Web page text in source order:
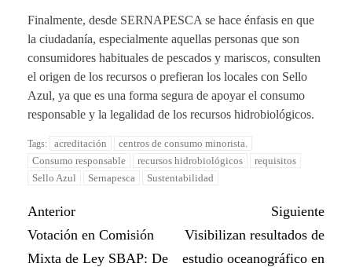
Finalmente, desde SERNAPESCA se hace énfasis en que
la ciudadanía, especialmente aquellas personas que son
consumidores habituales de pescados y mariscos, consulten
el origen de los recursos o prefieran los locales con Sello
Azul, ya que es una forma segura de apoyar el consumo
responsable y la legalidad de los recursos hidrobiológicos.
Tags: acreditación
centros de consumo minorista.
Consumo responsable
recursos hidrobiológicos
requisitos
Sello Azul
Sernapesca Sustentabilidad
Anterior
Votación en Comisión
Mixta de Ley SBAP: De
Siguiente
Visibilizan resultados de
estudio oceanográfico en